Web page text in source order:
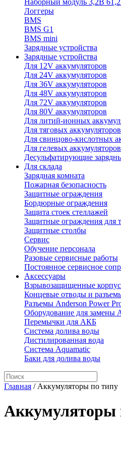
Наборный модуль 3,2В
Логгеры
BMS
BMS G1
BMS mini
Зарядные устройства
Зарядные устройства
Для 12V аккумуляторов
Для 24V аккумуляторов
Для 36V аккумуляторов
Для 48V аккумуляторов
Для 72V аккумуляторов
Для 80V аккумуляторов
Для литий-ионных
Для тяговых аккумуляторов
Для свинцово-кислотных
Для гелевых аккумуляторов
Десульфатирующие
Для склада
Зарядная комната
Пожарная безопасность
Защитные ограждения
Бордюрные ограждения
Защита стоек стеллажей
Защитные ограждения для
Защитные столбы
Сервис
Обучение персонала
Разовые сервисные работы
Постоянное сервисное
Аксессуары
Взрывозащищенные
Концевые отводы и
Разъемы Anderson Power
Оборудование для замены
Перемычки для АКБ
Система долива воды
Дистилированная вода
Система Aquamatic
Баки для долива воды
Главная / Аккумуляторы по типу
Аккумуляторы